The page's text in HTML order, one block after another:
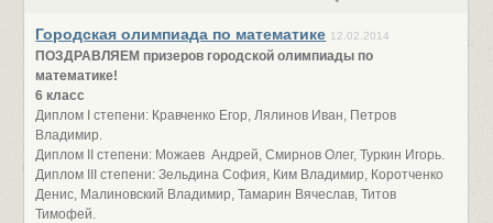
Городская олимпиада по математике 12.02.2014
ПОЗДРАВЛЯЕМ призеров городской олимпиады по
математике!
6 класс
Диплом I степени: Кравченко Егор, Лялинов Иван, Петров
Владимир.
Диплом II степени: Можаев Андрей, Смирнов Олег, Туркин Игорь.
Диплом III степени: Зельдина София, Ким Владимир, Коротченко
Денис, Малиновский Владимир, Тамарин Вячеслав, Титов
Тимофей.